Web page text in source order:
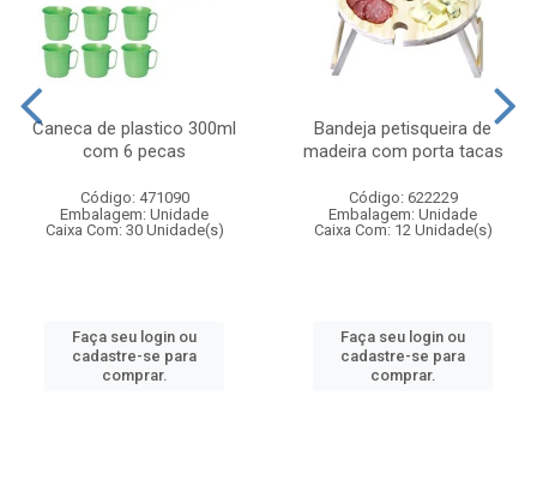
Caneca de plastico 300ml
com 6 pecas
Código: 471090
Embalagem: Unidade
Caixa Com: 30 Unidade(s)
Faça seu login ou
cadastre-se para
comprar.
Bandeja petisqueira de
madeira com porta tacas
Código: 622229
Embalagem: Unidade
Caixa Com: 12 Unidade(s)
Faça seu login ou
cadastre-se para
comprar.